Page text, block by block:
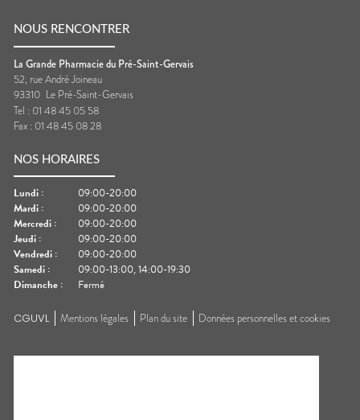
NOUS RENCONTRER
La Grande Pharmacie du Pré-Saint-Gervais
52, rue André Joineau
93310 Le Pré-Saint-Gervais
Tel : 01 48 45 05 58
Fax : 01 48 45 08 28
NOS HORAIRES
Lundi :
09:00-20:00
Mardi :
09:00-20:00
Mercredi :
09:00-20:00
Jeudi :
09:00-20:00
Vendredi :
09:00-20:00
Samedi :
09:00-13:00, 14:00-19:30
Dimanche : Fermé
CGUVL Mentions légales Plan du site Données personnelles et cookies